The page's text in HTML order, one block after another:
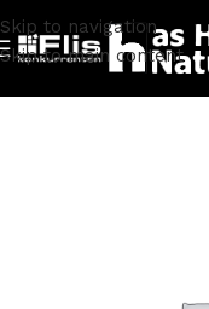
Skip to navigation
Skip to main content